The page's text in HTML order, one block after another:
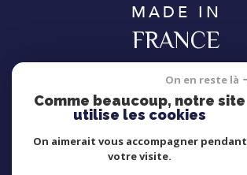
MADE IN
FRANCE
ADHÉRONS
On en reste là
Comme beaucoup, notre site
utilise les cookies
On aimerait vous accompagner pendant
votre visite.